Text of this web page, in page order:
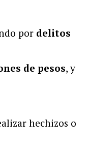
por delitos
de pesos, y
hechizos o